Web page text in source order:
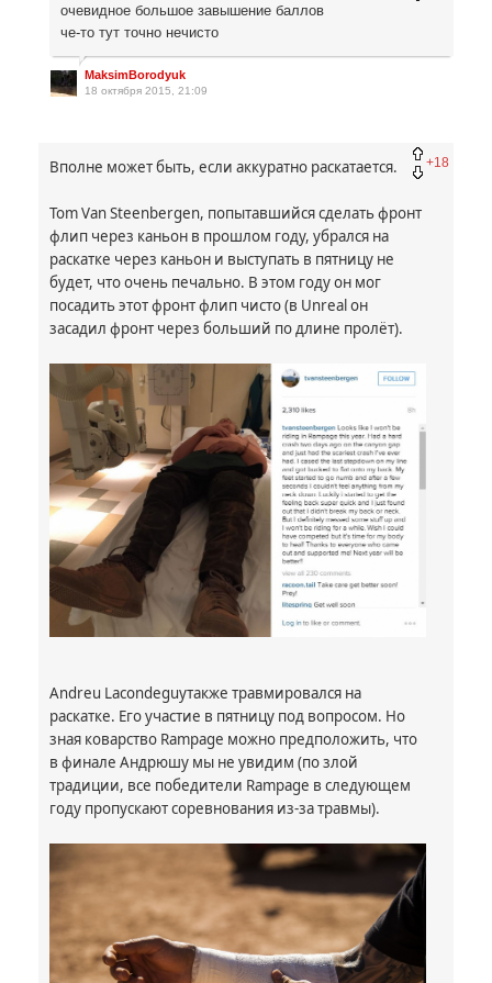
очевидное большое завышение баллов
че-то тут точно нечисто
MaksimBorodyuk
18 октября 2015, 21:09
+18
Вполне может быть, если аккуратно раскатается.
Tom Van Steenbergen, попытавшийся сделать фронт
флип через каньон в прошлом году, убрался на
раскатке через каньон и выступать в пятницу не
будет, что очень печально. В этом году он мог
посадить этот фронт флип чисто (в Unrealон
засадил фронт через больший по длине пролёт).
Andreu Lacondeguyтакже травмировался на
раскатке. Его участие в пятницу под вопросом. Но
зная коварство Rampage можно предположить, что
в финале Андрюшу мы не увидим (по злой
традиции, все победители Rampage в следующем
году пропускают соревнования из-за травмы).